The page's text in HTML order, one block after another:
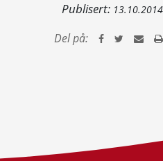
Publisert: 13.10.2014
Del på: